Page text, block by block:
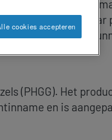
Aqua+ 3n1
verfrissend,
(dysfagie) die
(PHGG). Het
en is
cookies accepteren